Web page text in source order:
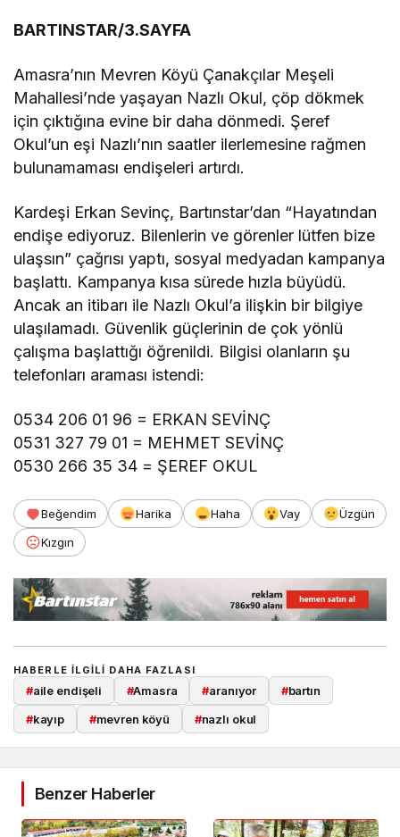
BARTINSTAR/3.SAYFA
Amasra’nın Mevren Köyü Çanakçılar Meşeli
Mahallesi’nde yaşayan Nazlı Okul, çöp dökmek
için çıktığına evine bir daha dönmedi. Şeref
Okul’un eşi Nazlı’nın saatler ilerlemesine rağmen
bulunamaması endişeleri artırdı.
Kardeşi Erkan Sevinç, Bartınstar’dan “Hayatından
endişe ediyoruz. Bilenlerin ve görenler lütfen bize
ulaşsın” çağrısı yaptı, sosyal medyadan kampanya
başlattı. Kampanya kısa sürede hızla büyüdü.
Ancak an itibarı ile Nazlı Okul’a ilişkin bir bilgiye
ulaşılamadı. Güvenlik güçlerinin de çok yönlü
çalışma başlattığı öğrenildi. Bilgisi olanların şu
telefonları araması istendi:
0534 206 01 96 = ERKAN SEVİNÇ
0531 327 79 01 = MEHMET SEVİNÇ
0530 266 35 34 = ŞEREF OKUL
Beğendim Harika Haha Vay
Üzgün
Kızgın
HABERLE ILGILI DAHA FAZLASI
#aile endişeli #Amasra #aranıyor #bartın
#kayıp #mevren köyü #nazlı okul
Benzer Haberler